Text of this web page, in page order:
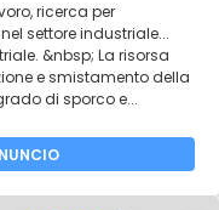
ricerca per
settore industriale...
&nbsp; La risorsa
e smistamento della
di sporco e...